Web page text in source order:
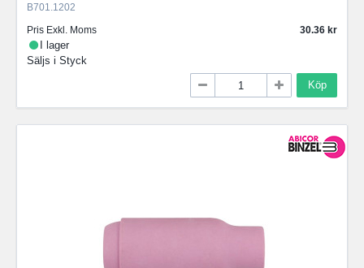
B701.1202
Pris Exkl. Moms
30.36
I lager
Säljs i Styck
Köp